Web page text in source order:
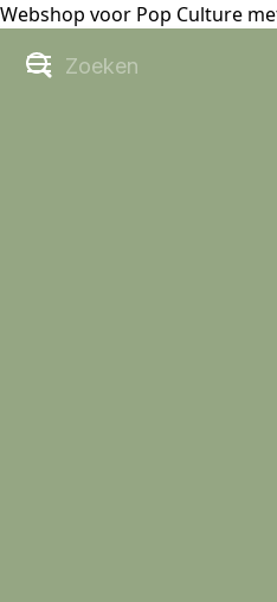
Webshop voor Pop Culture